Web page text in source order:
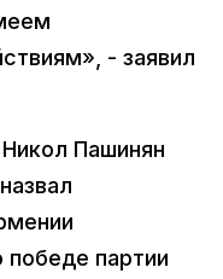
- заявил
Пашинян
партии